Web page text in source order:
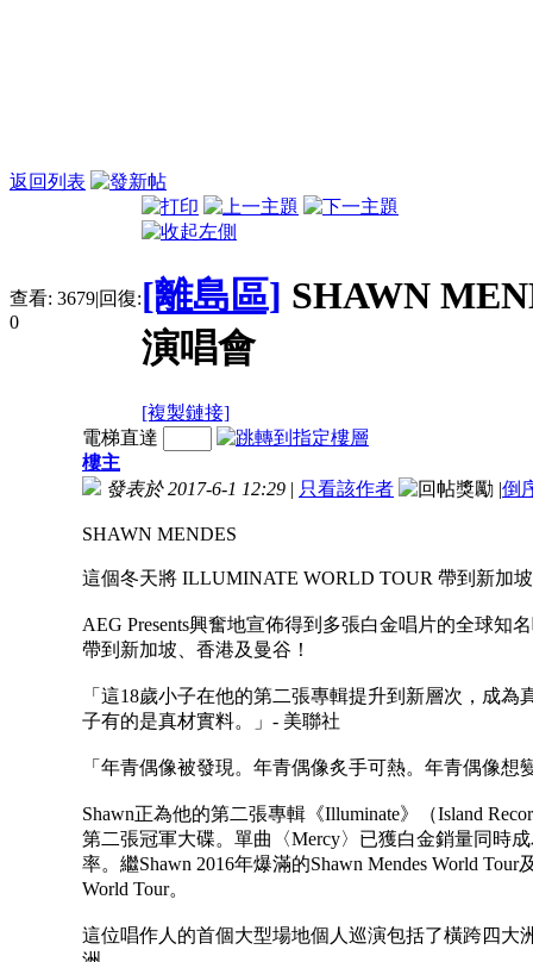
返回列表
查看: 3679|回復:
0
[離島區] SHAWN
演唱會
[複製鏈接]
電梯直達
樓主
發表於 2017-6-1 12:29 | 只看該作者 |倒
SHAWN MENDES
這個冬天將 ILLUMINATE WORLD TOUR 帶到新加
AEG Presents興奮地宣佈得到多張白金唱片的全球知
帶到新加坡、香港及曼谷！
「這18歲小子在他的第二張專輯提升到新層次，成
子有的是真材實料。」- 美聯社
「年青偶像被發現。年青偶像炙手可熱。年青偶像
Shawn正為他的第二張專輯《Illuminate》（Island
第二張冠軍大碟。單曲〈Mercy〉已獲白金銷量同時
率。繼Shawn 2016年爆滿的Shawn Mendes World
World Tour。
這位唱作人的首個大型場地個人巡演包括了橫跨四大